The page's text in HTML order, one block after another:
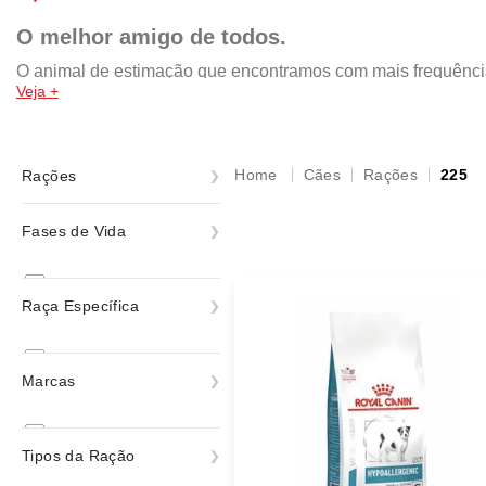
O melhor amigo de todos.
O animal de estimação que encontramos com mais
da pomerania, shih tzu, yorkshire, chow chow, rottweiler,
acessórios e muito mais!
Veja +
Rações
Fases de Vida
Todas as Fases
Raça Específica
Bulldog Francês
Dachshund
Marcas
Tipos da Ração
Cães Rações 225